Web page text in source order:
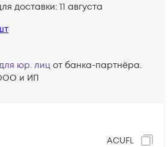
ACUFL
доставки: 11 августа
юр. лиц от банка-партнёра.
и ИП